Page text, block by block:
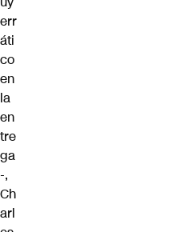
err
áti
co
en
la
en
tre
ga
-,
Ch
arl